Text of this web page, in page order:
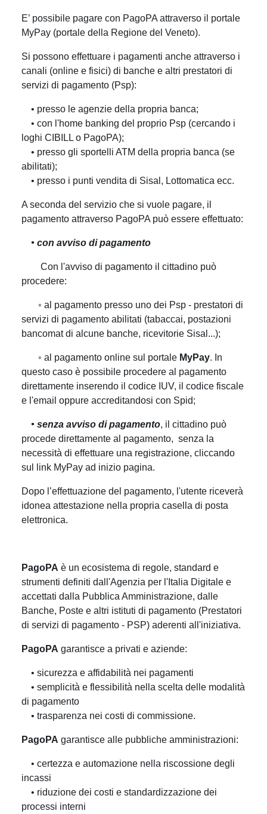
E’ possibile pagare con PagoPA attraverso il portale
MyPay (portale della Regione del Veneto).
Si possono effettuare i pagamenti anche attraverso i
canali (online e fisici) di banche e altri prestatori di
servizi di pagamento (Psp):
• presso le agenzie della propria banca;
• con l'home banking del proprio Psp (cercando i
loghi CIBILL o PagoPA);
• presso gli sportelli ATM della propria banca (se
abilitati);
• presso i punti vendita di Sisal, Lottomatica ecc.
A seconda del servizio che si vuole pagare, il
pagamento attraverso PagoPA può essere effettuato:
• con avviso di pagamento
Con l'avviso di pagamento il cittadino può
procedere:
◦ al pagamento presso uno dei Psp - prestatori di
servizi di pagamento abilitati (tabaccai, postazioni
bancomat di alcune banche, ricevitorie Sisal...);
◦ al pagamento online sul portale MyPay. In
questo caso è possibile procedere al pagamento
direttamente inserendo il codice IUV, il codice fiscale
e l'email oppure accreditandosi con Spid;
• senza avviso di pagamento, il cittadino può
procede direttamente al pagamento, senza la
necessità di effettuare una registrazione, cliccando
sul link MyPay ad inizio pagina.
Dopo l’effettuazione del pagamento, l'utente riceverà
idonea attestazione nella propria casella di posta
elettronica.
PagoPA è un ecosistema di regole, standard e
strumenti definiti dall'Agenzia per l'Italia Digitale e
accettati dalla Pubblica Amministrazione, dalle
Banche, Poste e altri istituti di pagamento (Prestatori
di servizi di pagamento - PSP) aderenti all'iniziativa.
PagoPA garantisce a privati e aziende:
• sicurezza e affidabilità nei pagamenti
• semplicità e flessibilità nella scelta delle modalità
di pagamento
• trasparenza nei costi di commissione.
PagoPA garantisce alle pubbliche amministrazioni:
• certezza e automazione nella riscossione degli
incassi
• riduzione dei costi e standardizzazione dei
processi interni